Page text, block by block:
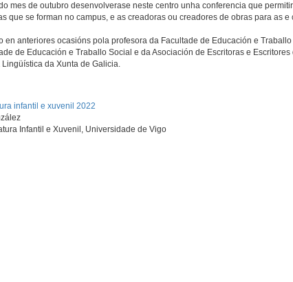
mes de outubro desenvolverase neste centro unha conferencia que
que se forman no campus, e as creadoras ou creadores de obras para as e
en anteriores ocasións pola profesora da Facultade de Educación e
de Educación e Traballo Social e da Asociación de Escritoras e
da Xunta de Galicia.
infantil e xuvenil 2022
Infantil e Xuvenil, Universidade de Vigo